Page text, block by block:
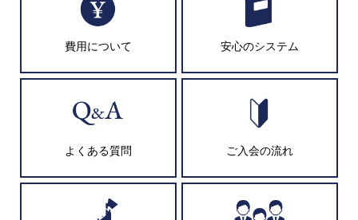
費用について 安心のシステム
よくある質問 ご入会の流れ